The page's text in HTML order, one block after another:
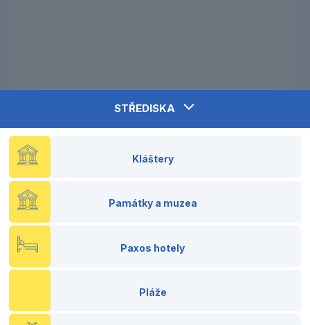
STŘEDISKA
Kláštery
Památky a muzea
Paxos hotely
Pláže